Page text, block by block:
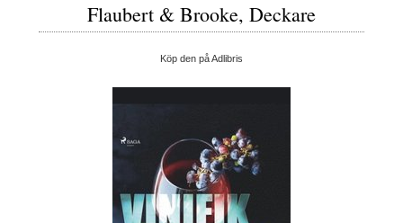
Flaubert & Brooke, Deckare
Köp den på Adlibris